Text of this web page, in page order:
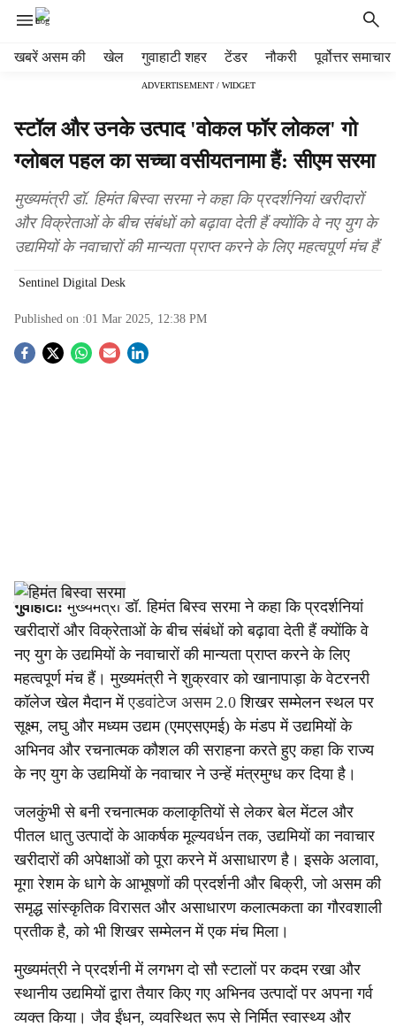
खबरें असम की खेल गुवाहाटी शहर टेंडर नौकरी पूर्वोत्तर समाचार
ADVERTISEMENT / WIDGET
स्टॉल और उनके उत्पाद 'वोकल फॉर लोकल' गो
ग्लोबल पहल का सच्चा वसीयतनामा हैं: सीएम सरमा
मुख्यमंत्री डॉ. हिमंत बिस्वा सरमा ने कहा कि प्रदर्शनियां खरीदारों
और विक्रेताओं के बीच संबंधों को बढ़ावा देती हैं क्योंकि वे नए युग के
उद्यमियों के नवाचारों की मान्यता प्राप्त करने के लिए महत्वपूर्ण मंच हैं
Sentinel Digital Desk
Published on :01 Mar 2025, 12:38 PM
S
h
a
r
e
गुवाहाटी: मुख्यमंत्री डॉ. हिमंत बिस्व सरमा ने कहा कि प्रदर्शनियां
खरीदारों और विक्रेताओं के बीच संबंधों को बढ़ावा देती हैं क्योंकि वे
नए युग के उद्यमियों के नवाचारों की मान्यता प्राप्त करने के लिए
महत्वपूर्ण मंच हैं। मुख्यमंत्री ने शुक्रवार को खानापाड़ा के वेटरनरी
कॉलेज खेल मैदान मेंएडवांटेज असम 2.0 शिखर सम्मेलन स्थल पर
सूक्ष्म, लघु और मध्यम उद्यम (एमएसएमई) के मंडप में उद्यमियों के
अभिनव और रचनात्मक कौशल की सराहना करते हुए कहा कि राज्य
के नए युग के उद्यमियों के नवाचार ने उन्हें मंत्रमुग्ध कर दिया है।
जलकुंभी से बनी रचनात्मक कलाकृतियों से लेकर बेल मेंटल और
पीतल धातु उत्पादों के आकर्षक मूल्यवर्धन तक, उद्यमियों का नवाचार
खरीदारों की अपेक्षाओं को पूरा करने में असाधारण है। इसके अलावा,
मूगा रेशम के धागे के आभूषणों की प्रदर्शनी और बिक्री, जो असम की
समृद्ध सांस्कृतिक विरासत और असाधारण कलात्मकता का गौरवशाली
प्रतीक है, को भी शिखर सम्मेलन में एक मंच मिला।
मुख्यमंत्री ने प्रदर्शनी में लगभग दो सौ स्टालों पर कदम रखा और
स्थानीय उद्यमियों द्वारा तैयार किए गए अभिनव उत्पादों पर अपना गर्व
व्यक्त किया। जैव ईंधन, व्यवस्थित रूप से निर्मित स्वास्थ्य और